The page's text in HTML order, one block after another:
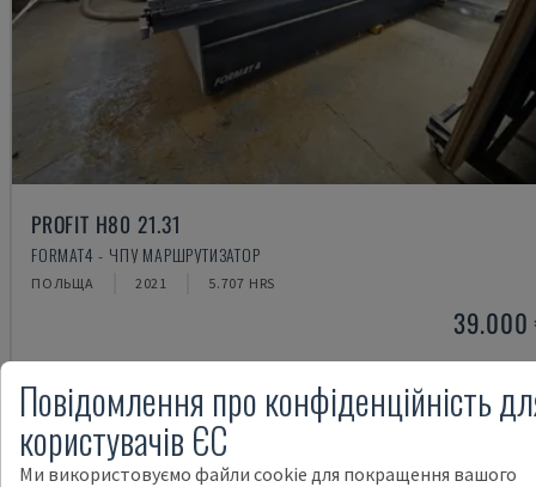
PROFIT H80 21.31
FORMAT4 - ЧПУ МАРШРУТИЗАТОР
ПОЛЬЩА 2021 5.707 HRS
39.000
Повідомлення про конфіденційність
користувачів ЄС
Ми використовуємо файли cookie для покращення вашого